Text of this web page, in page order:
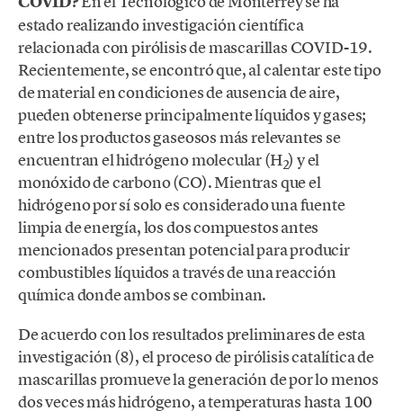
estado realizando investigación científica
relacionada con pirólisis de mascarillas COVID-19.
Recientemente, se encontró que, al calentar este tipo
de material en condiciones de ausencia de aire,
pueden obtenerse principalmente líquidos y gases;
entre los productos gaseosos más relevantes se
encuentran el hidrógeno molecular (H2) y el
monóxido de carbono (CO). Mientras que el
hidrógeno por sí solo es considerado una fuente
limpia de energía, los dos compuestos antes
mencionados presentan potencial para producir
combustibles líquidos a través de una reacción
química donde ambos se combinan.
De acuerdo con los resultados preliminares de esta
investigación (8), el proceso de pirólisis catalítica de
mascarillas promueve la generación de por lo menos
dos veces más hidrógeno, a temperaturas hasta 100